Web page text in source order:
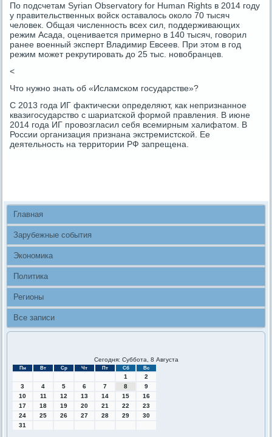
По подсчетам Syrian Observatory for Human Rights в 2014 году
у правительственных войск оставалось около 70 тысяч
человек. Общая численность всех сил, поддерживающих
режим Асада, оценивается примерно в 140 тысяч, говорил
ранее военный эксперт Владимир Евсеев. При этом в год
режим может рекрутировать до 25 тыс. новобранцев.
<
Что нужно знать об «Исламском государстве»?
С 2013 года ИГ фактически определяют, как непризнанное
квазигосударство с шариатской формой правления. В июне
2014 года ИГ провозгласил себя всемирным халифатом. В
России организация признана экстремистской. Ее
деятельность на территории РФ запрещена.
Главная
Зарубежные события
Экономика
Политика
Регионы
Все записи
Сегодня: Суббота, 8 Августа
Пн Вт Ср Чт Пт Сб Вс
1
2
3
4 5 6 7 8
9
10
11 12 13 14 15
16
17
18 19 20 21 22
23
24
25 26 27 28 29
30
31